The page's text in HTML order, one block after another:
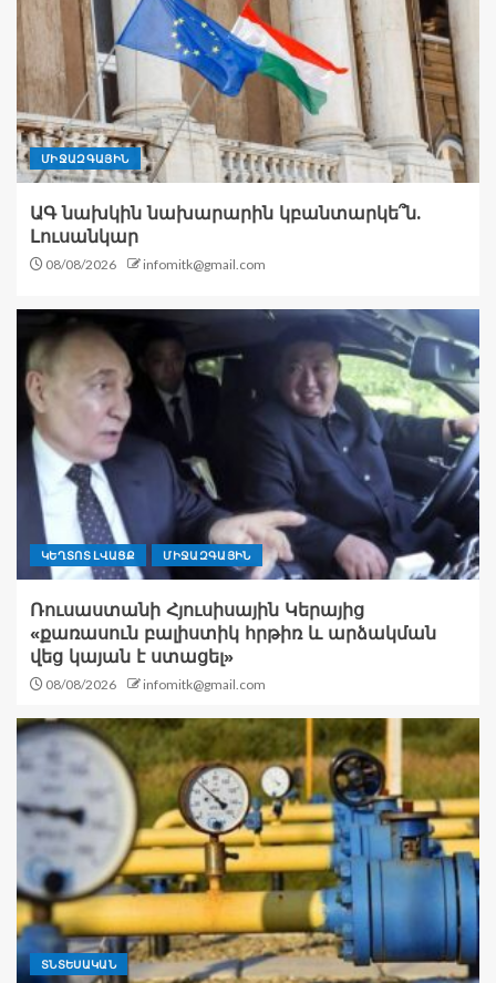
ՄԻՋԱԶԳԱՅԻՆ
ԱԳ նախկին նախարարին կբանտարկե՞ն.
Լուսանկար
08/08/2026 infomitk@gmail.com
ԿԵՂՏՈՏ ԼՎԱՑՔ ՄԻՋԱԶԳԱՅԻՆ
Ռուսաստանի Հյուսիսային Կերայից
«քառասուն բալիստիկ հրթիռ և արձակման
վեց կայան է ստացել»
08/08/2026 infomitk@gmail.com
ՏՆՏԵՍԱԿԱՆ